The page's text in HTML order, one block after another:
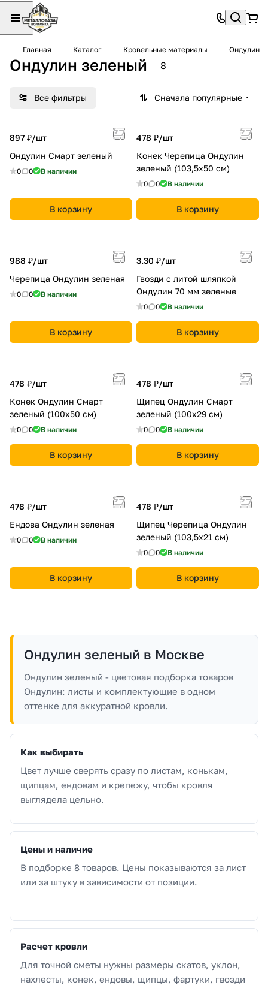
Главная Каталог Кровельные материалы Ондулин
Ондулин зеленый 8
Все фильтры Сначала популярные
897 ₽/шт
Ондулин Смарт зеленый
0 0 В наличии
В корзину
478 ₽/шт
Конек Черепица Ондулин
зеленый (103,5х50 см)
0 0 В наличии
В корзину
988 ₽/шт
Черепица Ондулин зеленая
0 0 В наличии
В корзину
3.30 ₽/шт
Гвозди с литой шляпкой
Ондулин 70 мм зеленые
0 0 В наличии
В корзину
478 ₽/шт
Конек Ондулин Смарт
зеленый (100х50 см)
0 0 В наличии
В корзину
478 ₽/шт
Щипец Ондулин Смарт
зеленый (100х29 см)
0 0 В наличии
В корзину
478 ₽/шт
Ендова Ондулин зеленая
0 0 В наличии
В корзину
478 ₽/шт
Щипец Черепица Ондулин
зеленый (103,5х21 см)
0 0 В наличии
В корзину
Ондулин зеленый в Москве
Ондулин зеленый - цветовая подборка товаров
Ондулин: листы и комплектующие в одном
оттенке для аккуратной кровли.
Как выбирать
Цвет лучше сверять сразу по листам, конькам,
щипцам, ендовам и крепежу, чтобы кровля
выглядела цельно.
Цены и наличие
В подборке 8 товаров. Цены показываются за лист
или за штуку в зависимости от позиции.
Расчет кровли
Для точной сметы нужны размеры скатов, уклон,
нахлесты, конек, ендовы, щипцы, фартуки, гвозди